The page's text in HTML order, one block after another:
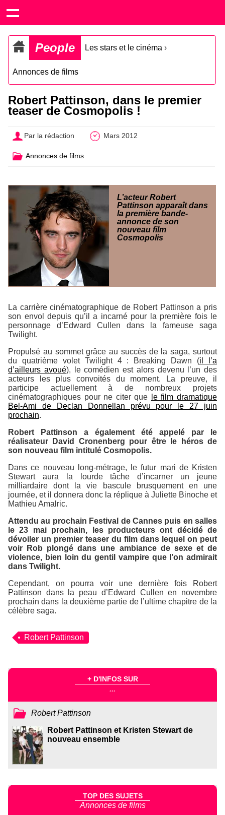
People Les stars et le cinéma ›
Annonces de films
Robert Pattinson, dans le premier
teaser de Cosmopolis !
Par la rédaction Mars 2012
Annonces de films
L’acteur Robert
Pattinson apparaît dans
la première bande-
annonce de son
nouveau film
Cosmopolis
La carrière cinématographique de Robert Pattinson a pris
son envol depuis qu’il a incarné pour la première fois le
personnage d’Edward Cullen dans la fameuse saga
Twilight.
Propulsé au sommet grâce au succès de la saga, surtout
du quatrième volet Twilight 4 : Breaking Dawn (il l’a
d’ailleurs avoué), le comédien est alors devenu l’un des
acteurs les plus convoités du moment. La preuve, il
participe actuellement à de nombreux projets
cinématographiques pour ne citer que
le film dramatique
Bel-Ami de Declan Donnellan prévu pour le 27 juin
prochain.
Robert Pattinson a également été appelé par le
réalisateur David Cronenberg pour être le héros de
son nouveau film intitulé Cosmopolis.
Dans ce nouveau long-métrage, le futur mari de Kristen
Stewart aura la lourde tâche d’incarner un jeune
milliardaire dont la vie bascule brusquement en une
journée, et il donnera donc la réplique à Juliette Binoche et
Mathieu Amalric.
Attendu au prochain Festival de Cannes puis en salles
le 23 mai prochain, les producteurs ont décidé de
dévoiler un premier teaser du film dans lequel on peut
voir Rob plongé dans une ambiance de sexe et de
violence, bien loin du gentil vampire que l’on admirait
dans Twilight.
Cependant, on pourra voir une dernière fois Robert
Pattinson dans la peau d’Edward Cullen en novembre
prochain dans la deuxième partie de l’ultime chapitre de la
célèbre saga.
Robert Pattinson
+ D'INFOS SUR
...
Robert Pattinson
Robert Pattinson et Kristen Stewart de
nouveau ensemble
TOP DES SUJETS
Annonces de films